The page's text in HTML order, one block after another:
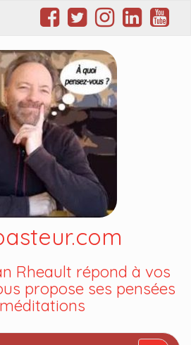
Rheault répond à vos
propose ses pensées